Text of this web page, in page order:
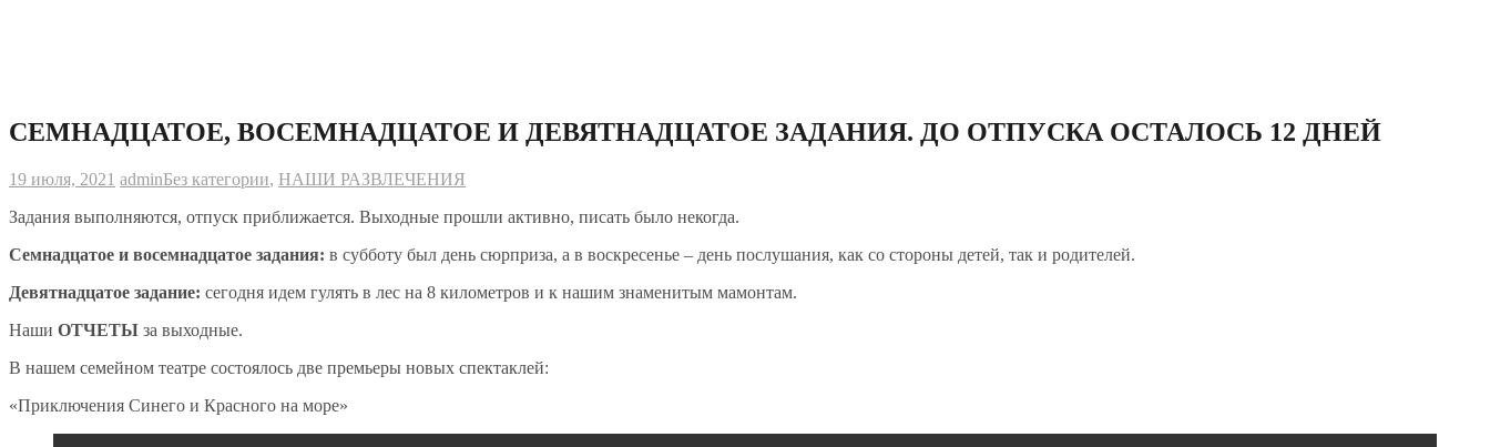
СЕМНАДЦАТОЕ, ВОСЕМНАДЦАТОЕ И ДЕВЯТНАДЦАТОЕ ЗАДАНИЯ. ДО ОТПУСКА ОСТАЛОСЬ 12 ДНЕЙ
19 июля, 2021 adminБез категории, НАШИ РАЗВЛЕЧЕНИЯ
Задания выполняются, отпуск приближается. Выходные прошли активно, писать было некогда.
Семнадцатое и восемнадцатое задания: в субботу был день сюрприза, а в воскресенье – день послушания, как со стороны детей, так и родителей.
Девятнадцатое задание: сегодня идем гулять в лес на 8 километров и к нашим знаменитым мамонтам.
Наши ОТЧЕТЫ за выходные.
В нашем семейном театре состоялось две премьеры новых спектаклей:
«Приключения Синего и Красного на море»